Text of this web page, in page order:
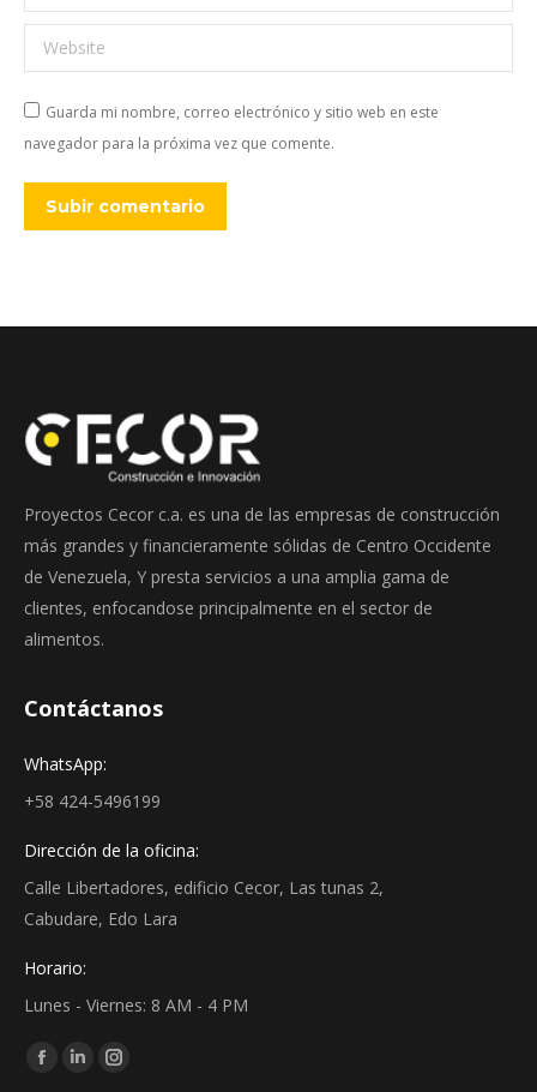
Website
Guarda mi nombre, correo electrónico y sitio web en este
navegador para la próxima vez que comente.
Subir comentario
Proyectos Cecor c.a. es una de las empresas de construcción
más grandes y financieramente sólidas de Centro Occidente
de Venezuela, Y presta servicios a una amplia gama de
clientes, enfocandose principalmente en el sector de
alimentos.
Contáctanos
WhatsApp:
+58 424-5496199
Dirección de la oficina:
Calle Libertadores, edificio Cecor, Las tunas 2,
Cabudare, Edo Lara
Horario:
Lunes - Viernes: 8 AM - 4 PM
Find us on:
Facebook
LinkedinInstagram